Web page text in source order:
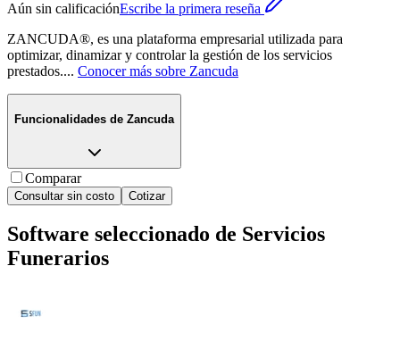
Aún sin calificaciónEscribe la primera reseña
ZANCUDA®, es una plataforma empresarial utilizada para
optimizar, dinamizar y controlar la gestión de los servicios
prestados.... Conocer más sobre Zancuda
Funcionalidades de Zancuda
Comparar
Consultar sin costo Cotizar
Software seleccionado de Servicios
Funerarios